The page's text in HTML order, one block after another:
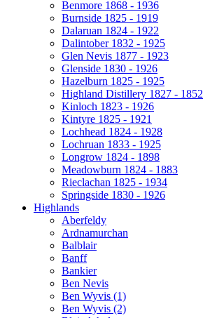
Benmore 1868 - 1936
Burnside 1825 - 1919
Dalaruan 1824 - 1922
Dalintober 1832 - 1925
Glen Nevis 1877 - 1923
Glenside 1830 - 1926
Hazelburn 1825 - 1925
Highland Distillery 1827 - 1852
Kinloch 1823 - 1926
Kintyre 1825 - 1921
Lochhead 1824 - 1928
Lochruan 1833 - 1925
Longrow 1824 - 1898
Meadowburn 1824 - 1883
Rieclachan 1825 - 1934
Springside 1830 - 1926
Highlands
Aberfeldy
Ardnamurchan
Balblair
Banff
Bankier
Ben Nevis
Ben Wyvis (1)
Ben Wyvis (2)